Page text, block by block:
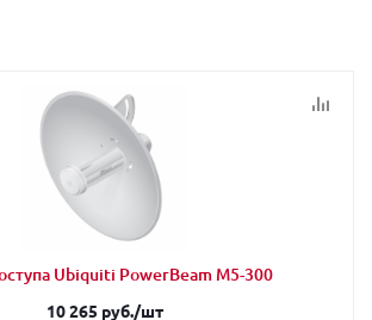
Ubiquiti PowerBeam M5-300
10 265 руб./шт